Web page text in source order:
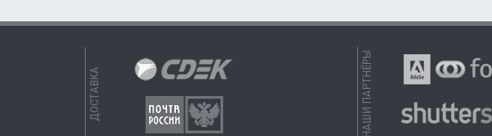
ДОСТАВКА НАШИ ПАРТНЁРЫ